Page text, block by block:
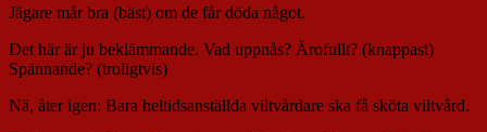
Jägare mår bra (bäst) om de får döda något.
Det här är ju beklämmande. Vad uppnås? Ärofullt? (knappast)
Spännande? (troligtvis)
Nä, åter igen: Bara heltidsanställda viltvårdare ska få sköta viltvård.